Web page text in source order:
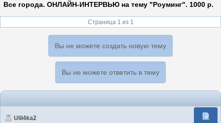
Все города. ОНЛАЙН-ИНТЕРВЬЮ на тему "Роуминг". 1000 р.
Страница 1 из 1
Вы не можете создать новую тему
Вы не можете ответить в тему
Ulil4ka2